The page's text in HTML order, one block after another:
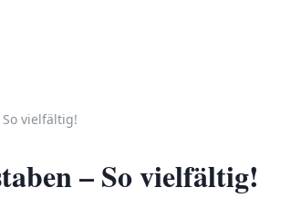
vielfältig!
– So vielfältig!